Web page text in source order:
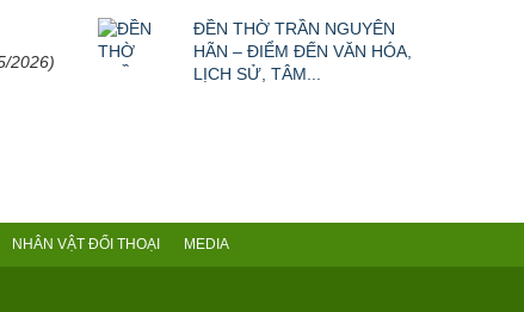
2026)
ĐỀN THỜ TRẦN NGUYÊN
HÃN – ĐIỂM ĐẾN VĂN HÓA,
LỊCH SỬ, TÂM...
NHÂN VẬT ĐỐI THOẠI MEDIA